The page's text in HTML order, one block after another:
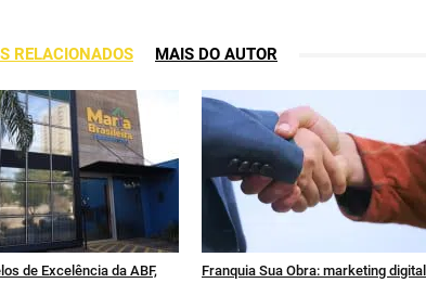
RELACIONADOS MAIS DO AUTOR
de Excelência da ABF,
Franquia Sua Obra: marketing digital